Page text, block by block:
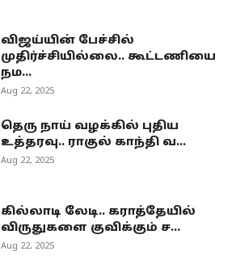
விஜய்யின் பேச்சில்
முதிர்ச்சியில்லை.. கூட்டணியை
நம...
Aug 22, 2025
தெரு நாய் வழக்கில் புதிய
உத்தரவு.. ராகுல் காந்தி வ...
Aug 22, 2025
கில்லாடி லேடி.. கராத்தேயில்
விருதுகளை குவிக்கும் ச...
Aug 22, 2025